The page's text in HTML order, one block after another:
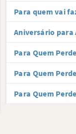
Para quem vai
Aniversário para
Para Quem
Para Quem
Para Quem